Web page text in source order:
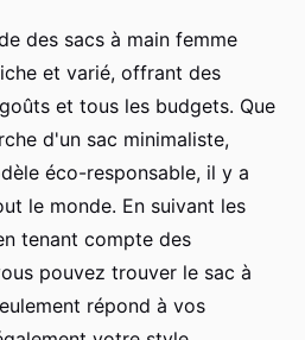
des sacs à main femme
et varié, offrant des
et tous les budgets. Que
d'un sac minimaliste,
éco-responsable, il y a
le monde. En suivant les
tenant compte des
pouvez trouver le sac à
répond à vos